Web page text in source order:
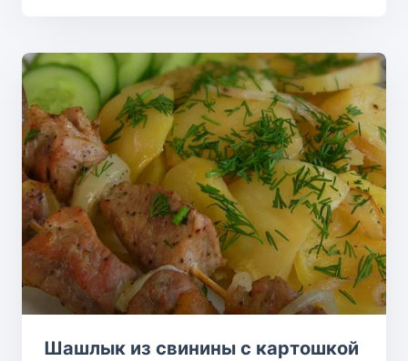
Шашлык из свинины с картошкой